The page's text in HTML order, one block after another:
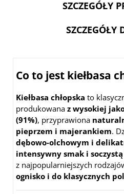
SZCZEGÓŁY
SZCZEGÓŁY
Co to jest kiełbasa
Kiełbasa chłopska to
produkowana z wysokiej
(91%), przyprawiona
pieprzem i majerankiem.
dębowo-olchowym i
intensywny smak i
z najpopularniejszych
ognisko i do klasycznych